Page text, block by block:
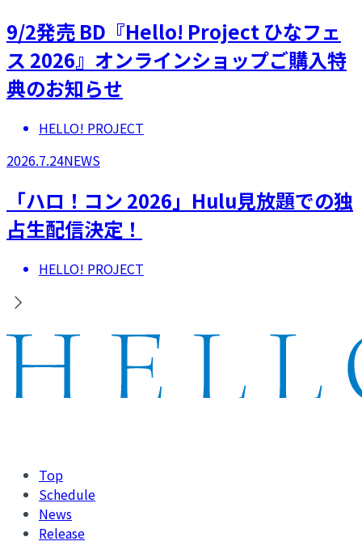
9/2発売 BD『Hello! Project ひなフェ
ス 2026』オンラインショップご購入特
典のお知らせ
HELLO! PROJECT
2026.7.24NEWS
「ハロ！コン 2026」Hulu見放題での独
占生配信決定！
HELLO! PROJECT
Top
Schedule
News
Release